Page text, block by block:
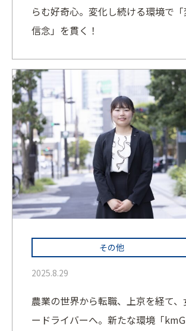
らむ好奇心。変化し続ける環境で
信念」を貫く！
その他
2025.8.29
農業の世界から転職、上京を経て
ードライバーへ。新たな環境「